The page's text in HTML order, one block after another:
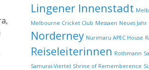
Lingener Innenstadt
Melbourne Cricket Club Messaen Neues Jahr
Norderney Nurimaru APEC House
Reiseleiterinnen Rothmann
Samurai-Viertel Shrine of Rememberence